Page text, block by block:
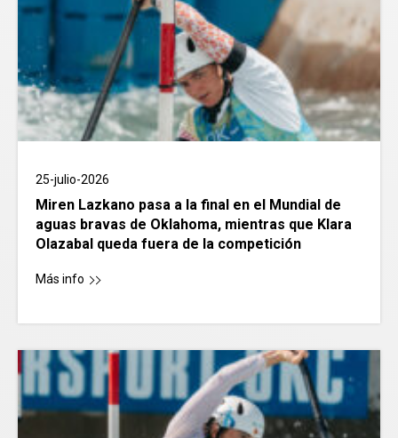
25-julio-2026
Miren Lazkano pasa a la final en el Mundial de
aguas bravas de Oklahoma, mientras que Klara
Olazabal queda fuera de la competición
Más info